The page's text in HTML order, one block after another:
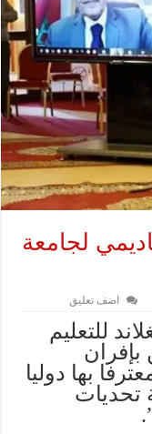
لجامعة
اضف تعليق
للتعليم
بإفران
بها دوليا
تحديات